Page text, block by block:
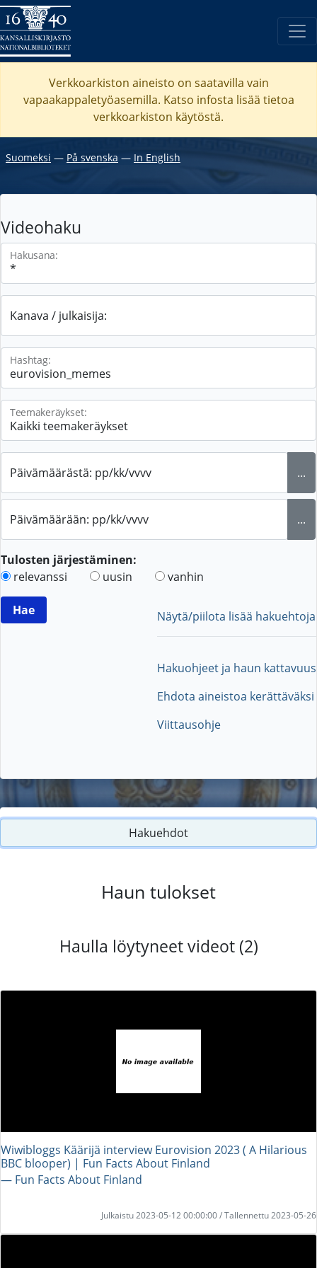
Verkkoarkiston aineisto on saatavilla vain
vapaakappaletyöasemilla. Katso infosta lisää tietoa
verkkoarkiston käytöstä.
Suomeksi ― På svenska ― In English
Videohaku
Hakusana:
Kanava / julkaisija:
Hashtag:
Teemakeräykset:
Päivämäärästä: pp/kk/vvvv ...
Päivämäärään: pp/kk/vvvv ...
Tulosten järjestäminen:
relevanssi
uusin vanhin
Näytä/piilota lisää hakuehtoja
Hakuohjeet ja haun kattavuus
Ehdota aineistoa kerättäväksi
Viittausohje
Hakuehdot
Haun tulokset
Haulla löytyneet videot (2)
Wiwibloggs Käärijä interview Eurovision 2023 ( A Hilarious
BBC blooper) | Fun Facts About Finland
― Fun Facts About Finland
Julkaistu 2023-05-12 00:00:00 / Tallennettu 2023-05-26